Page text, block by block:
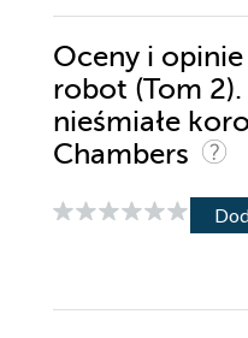
Oceny i
robot (Tom
nieśmiałe
Chambers